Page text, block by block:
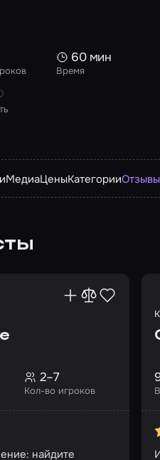
Время
60 мин
МедиаЦеныКатегорииОтзывы
Кол-во игроков
2–7
найдите